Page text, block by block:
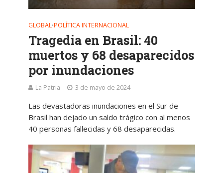
GLOBAL•POLÍTICA INTERNACIONAL
Tragedia en Brasil: 40
muertos y 68 desaparecidos
por inundaciones
La Patria 3 de mayo de 2024
Las devastadoras inundaciones en el Sur de
Brasil han dejado un saldo trágico con al menos
40 personas fallecidas y 68 desaparecidas.